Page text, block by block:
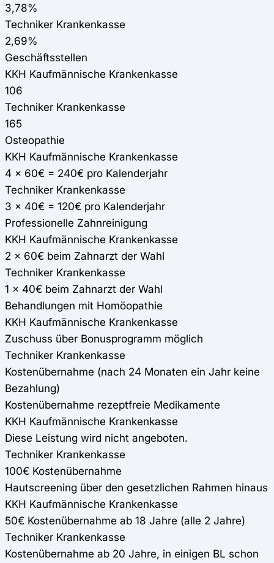
3,78%
Techniker Krankenkasse
2,69%
Geschäftsstellen
KKH Kaufmännische Krankenkasse
106
Techniker Krankenkasse
165
Osteopathie
KKH Kaufmännische Krankenkasse
4 x 60€ = 240€ pro Kalenderjahr
Techniker Krankenkasse
3 x 40€ = 120€ pro Kalenderjahr
Professionelle Zahnreinigung
KKH Kaufmännische Krankenkasse
2 x 60€ beim Zahnarzt der Wahl
Techniker Krankenkasse
1 x 40€ beim Zahnarzt der Wahl
Behandlungen mit Homöopathie
KKH Kaufmännische Krankenkasse
Zuschuss über Bonusprogramm möglich
Techniker Krankenkasse
Kostenübernahme (nach 24 Monaten ein Jahr keine
Bezahlung)
Kostenübernahme rezeptfreie Medikamente
KKH Kaufmännische Krankenkasse
Diese Leistung wird nicht angeboten.
Techniker Krankenkasse
100€ Kostenübernahme
Hautscreening über den gesetzlichen Rahmen hinaus
KKH Kaufmännische Krankenkasse
50€ Kostenübernahme ab 18 Jahre (alle 2 Jahre)
Techniker Krankenkasse
Kostenübernahme ab 20 Jahre, in einigen BL schon